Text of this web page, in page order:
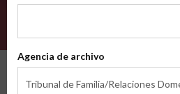
Tramitación
Agencia de archivo
Tribunal de Familia/Relaciones
de